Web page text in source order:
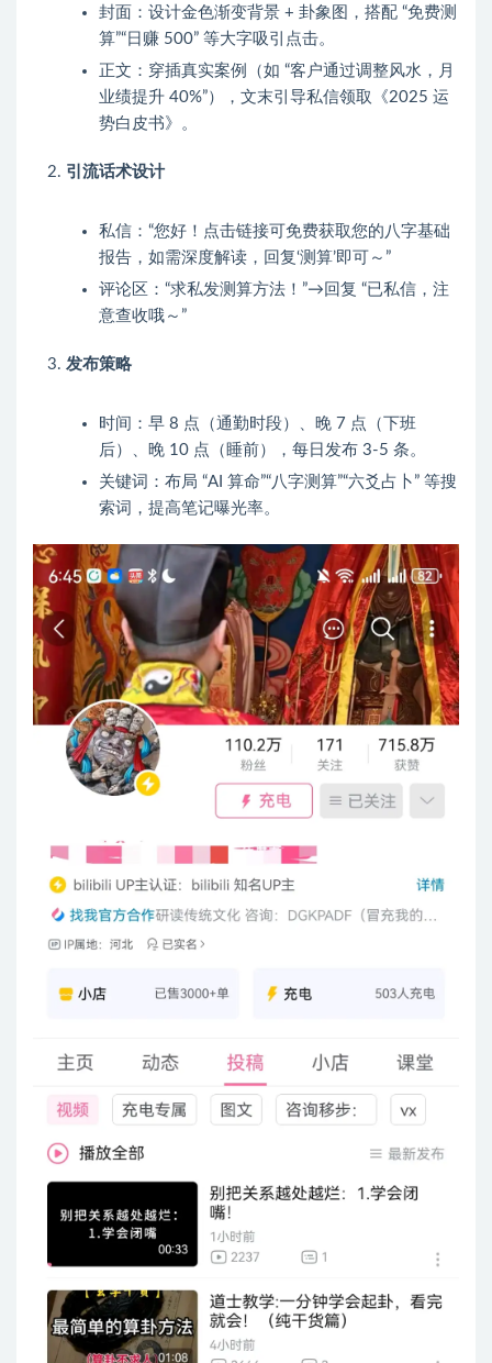
封面：设计金色渐变背景 + 卦象图，搭配 “免费测
算”“日赚 500” 等大字吸引点击。
正文：穿插真实案例（如 “客户通过调整风水，月
业绩提升 40%”），文末引导私信领取《2025 运
势白皮书》。
引流话术设计
私信：“您好！点击链接可免费获取您的八字基础
报告，如需深度解读，回复‘测算’即可～”
评论区：“求私发测算方法！”→回复 “已私信，注
意查收哦～”
发布策略
时间：早 8 点（通勤时段）、晚 7 点（下班
后）、晚 10 点（睡前），每日发布 3-5 条。
关键词：布局 “AI 算命”“八字测算”“六爻占卜” 等搜
索词，提高笔记曝光率。